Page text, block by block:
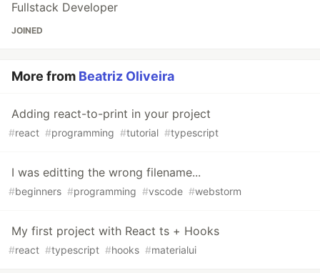
Fullstack Developer
JOINED
More from Beatriz Oliveira
Adding react-to-print in your project
#react #programming #tutorial #typescript
I was editting the wrong filename...
#beginners #programming #vscode #webstorm
My first project with React ts + Hooks
#react #typescript #hooks #materialui